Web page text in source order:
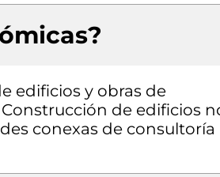
edificios y obras de
de edificios
conexas de consultoría